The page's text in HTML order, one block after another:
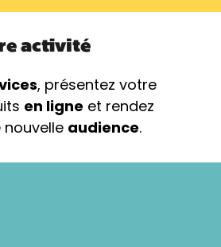
activité
, présentez votre
en ligne et rendez
nouvelle audience.